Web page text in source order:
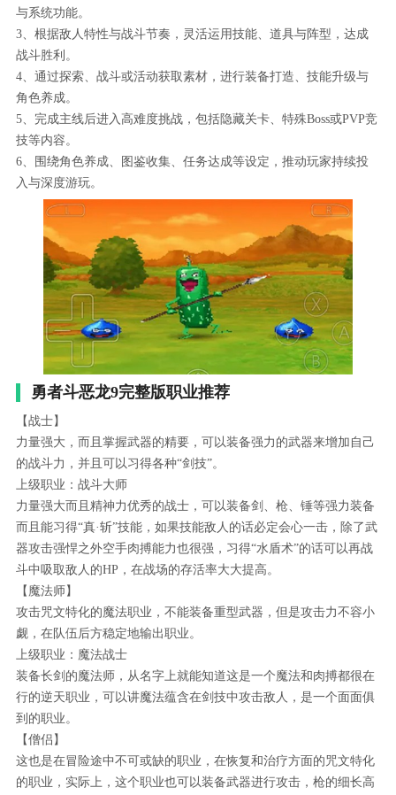
与系统功能。
3、根据敌人特性与战斗节奏，灵活运用技能、道具与阵型，达成
战斗胜利。
4、通过探索、战斗或活动获取素材，进行装备打造、技能升级与
角色养成。
5、完成主线后进入高难度挑战，包括隐藏关卡、特殊Boss或PVP竞
技等内容。
6、围绕角色养成、图鉴收集、任务达成等设定，推动玩家持续投
入与深度游玩。
勇者斗恶龙9完整版职业推荐
【战士】
力量强大，而且掌握武器的精要，可以装备强力的武器来增加自己
的战斗力，并且可以习得各种“剑技”。
上级职业：战斗大师
力量强大而且精神力优秀的战士，可以装备剑、枪、锤等强力装备
而且能习得“真·斩”技能，如果技能敌人的话必定会心一击，除了武
器攻击强悍之外空手肉搏能力也很强，习得“水盾术”的话可以再战
斗中吸取敌人的HP，在战场的存活率大大提高。
【魔法师】
攻击咒文特化的魔法职业，不能装备重型武器，但是攻击力不容小
觑，在队伍后方稳定地输出职业。
上级职业：魔法战士
装备长剑的魔法师，从名字上就能知道这是一个魔法和肉搏都很在
行的逆天职业，可以讲魔法蕴含在剑技中攻击敌人，是一个面面俱
到的职业。
【僧侣】
这也是在冒险途中不可或缺的职业，在恢复和治疗方面的咒文特化
的职业，实际上，这个职业也可以装备武器进行攻击，枪的细长高